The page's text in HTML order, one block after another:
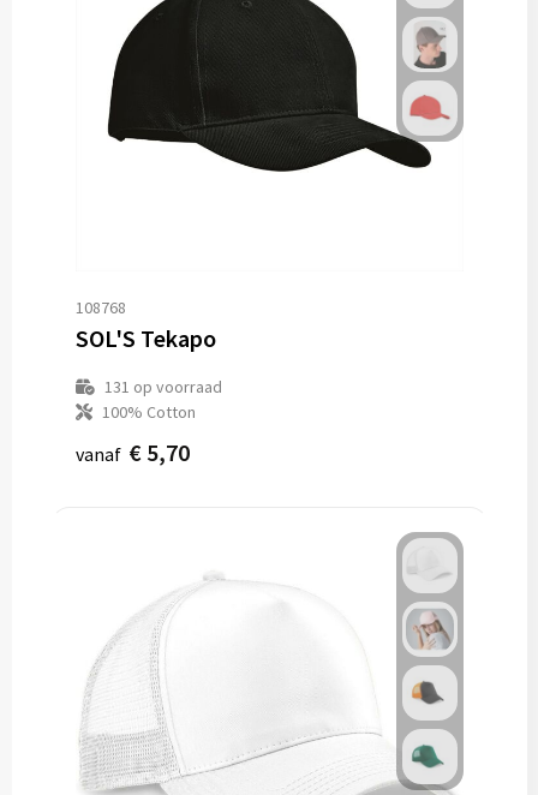
108768
SOL'S Tekapo
131 op voorraad
100% Cotton
vanaf € 5,70